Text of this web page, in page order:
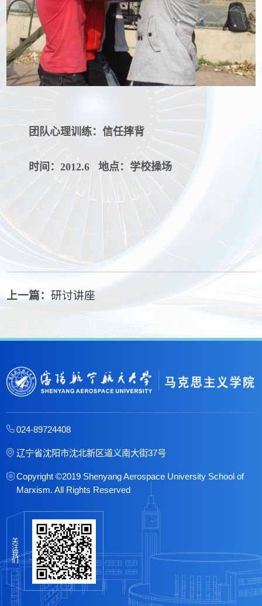
团队心理训练：信任摔背
时间： 2012.6 地点：学校操场
上一篇：研讨讲座
024-89724408
辽宁省沈阳市沈北新区道义南大街37号
Copyright ©2019 Shenyang Aerospace University School of
Marxism. All Rights Reserved
关
注
我
们